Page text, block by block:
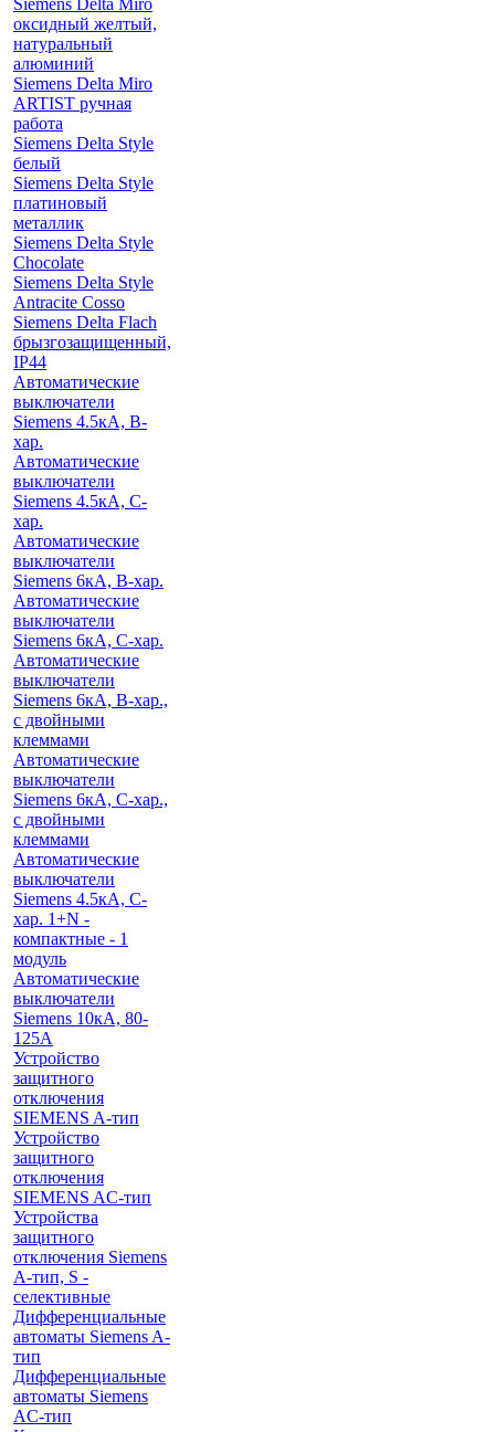
Siemens Delta Miro
оксидный желтый,
натуральный
алюминий
Siemens Delta Miro
ARTIST ручная
работа
Siemens Delta Style
белый
Siemens Delta Style
платиновый
металлик
Siemens Delta Style
Chocolate
Siemens Delta Style
Antracite Cosso
Siemens Delta Flach
брызгозащищенный,
IP44
Автоматические
выключатели
Siemens 4.5кА, B-
хар.
Автоматические
выключатели
Siemens 4.5кА, C-
хар.
Автоматические
выключатели
Siemens 6кА, B-хар.
Автоматические
выключатели
Siemens 6кА, С-хар.
Автоматические
выключатели
Siemens 6кА, B-хар.,
с двойными
клеммами
Автоматические
выключатели
Siemens 6кА, C-хар.,
с двойными
клеммами
Автоматические
выключатели
Siemens 4.5кА, C-
хар. 1+N -
компактные - 1
модуль
Автоматические
выключатели
Siemens 10кА, 80-
125A
Устройство
защитного
отключения
SIEMENS A-тип
Устройство
защитного
отключения
SIEMENS AС-тип
Устройства
защитного
отключения Siemens
A-тип, S -
селективные
Дифференциальные
автоматы Siemens A-
тип
Дифференциальные
автоматы Siemens
AС-тип